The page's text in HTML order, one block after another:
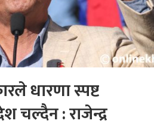
धारणा स्पष्ट
चल्दैन : राजेन्द्र